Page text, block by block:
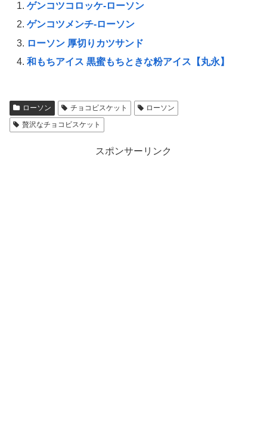
ゲンコツコロッケ-ローソン
ゲンコツメンチ-ローソン
ローソン 厚切りカツサンド
和もちアイス 黒蜜もちときな粉アイス【丸永】
ローソン チョコビスケット
ローソン
贅沢なチョコビスケット
スポンサーリンク